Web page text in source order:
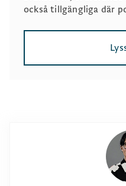
också tillgängliga där